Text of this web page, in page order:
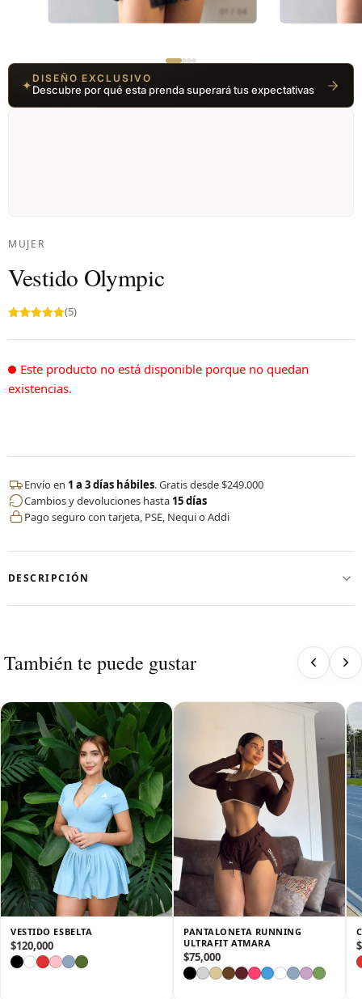
01 / 04
✦ DISEÑO EXCLUSIVO
Descubre por qué esta prenda superará tus expectativas
MUJER
Vestido Olympic
5.00de 5
(5)
Este producto no está disponible porque no quedan
existencias.
Envío en 1 a 3 días hábiles. Gratis desde $249.000
Cambios y devoluciones hasta 15 días
Pago seguro con tarjeta, PSE, Nequi o Addi
DESCRIPCIÓN
una sola prenda. Diseñado en nylon de alto desempeño, es
fresco, ligero y se adapta a cada movimiento.
en tus entrenamientos.
✔️ Tejido elástico y de secado rápido, ideal para actividades de
alto impacto o uso casual.
✔️ Corte femenino y moderno, que realza la figura sin perder
comodidad.
✔️ Cintura y tirantes ajustables, que aseguran un fit perfecto
en todo momento.
Una prenda versátil que te acompaña con estilo, confianza y
funcionalidad, dentro y fuera del gimnasio y la cancha. 🎾🏋️‍♀️✨
También te puede gustar
VESTIDO ESBELTA
$120,000
PANTALONETA RUNNING
ULTRAFIT ATMARA
$75,000
$